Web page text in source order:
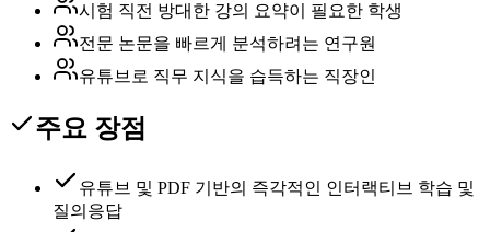
시험 직전 방대한 강의 요약이 필요한 학생
전문 논문을 빠르게 분석하려는 연구원
유튜브로 직무 지식을 습득하는 직장인
주요 장점
유튜브 및 PDF 기반의 즉각적인 인터랙티브 학습 및
질의응답